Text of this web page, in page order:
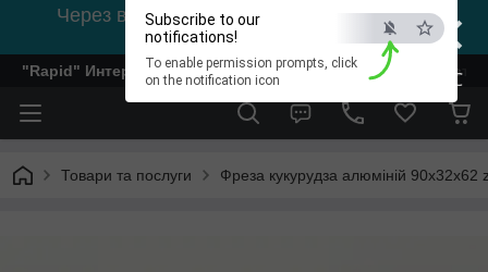
×
ESC
Subscribe to our
notifications!
To enable permission prompts, click
on the notification icon
Через відсутність світла, зв'язок на viber
0978002056
"Rapid" Интернет-магазин деревообрабатывающего
Товари та послуги Фреза кукурудза алюміній 90х32х62